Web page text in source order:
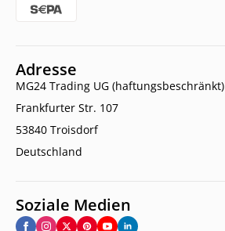
Adresse
MG24 Trading UG (haftungsbeschränkt)
Frankfurter Str. 107
53840 Troisdorf
Deutschland
Soziale Medien